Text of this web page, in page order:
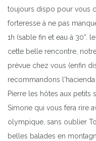
toujours dispo pour vous
forteresse à ne pas
1h (sable fin et eau à 30°.
cette belle rencontre,
prévue chez vous (enfin
recommandons
Pierre les hôtes aux petits
Simone qui vous fera rire
olympique, sans oublier
belles balades en